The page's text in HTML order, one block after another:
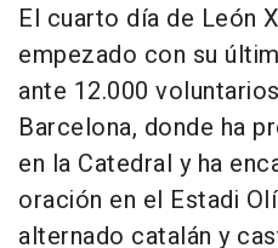
El cuarto día de León
empezado con su
ante 12.000
Barcelona, donde ha
en la Catedral y ha
oración en el Estadi
alternado catalán y